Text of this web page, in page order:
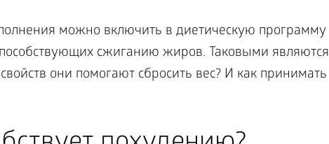
можно включить в диетическую программу
сжиганию жиров. Таковыми являются
они помогают сбросить вес? И как принимать